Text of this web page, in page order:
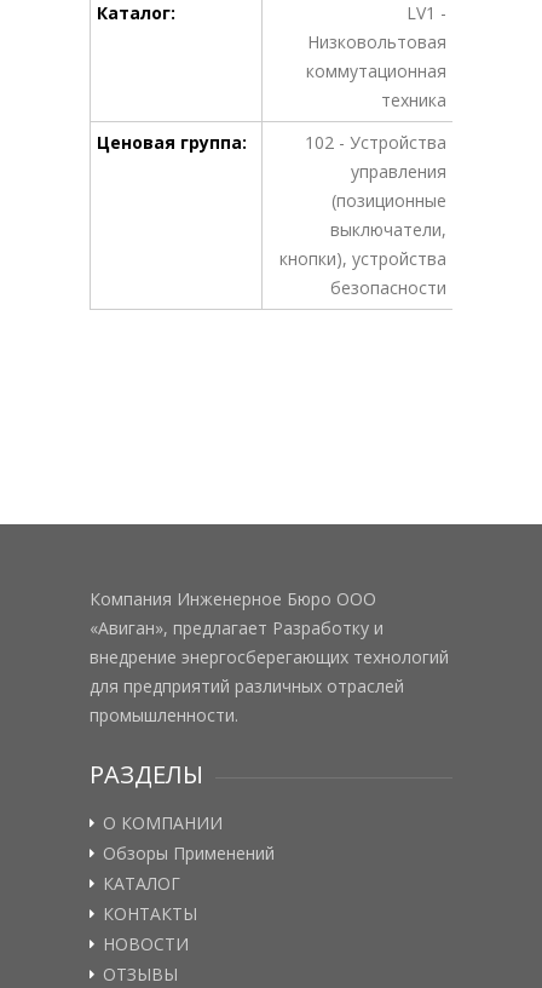
Каталог:
LV1 -
Низковольтовая
коммутационная
техника
Ценовая группа:
102 - Устройства
управления
(позиционные
выключатели,
кнопки), устройства
безопасности
Компания Инженерное Бюро ООО
«Авиган», предлагает Разработку и
внедрение энергосберегающих технологий
для предприятий различных отраслей
промышленности.
РАЗДЕЛЫ
О КОМПАНИИ
Обзоры Применений
КАТАЛОГ
КОНТАКТЫ
НОВОСТИ
ОТЗЫВЫ